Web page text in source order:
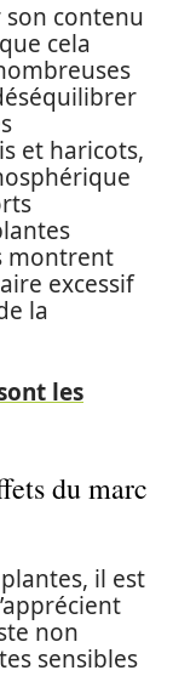
son contenu
cela
et haricots,
montrent
excessif
la
les
du marc
il est
non
sensibles